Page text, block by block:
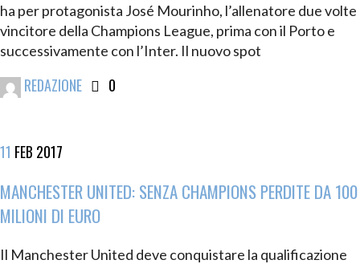
ha per protagonista José Mourinho, l’allenatore due volte
vincitore della Champions League, prima con il Porto e
successivamente con l’Inter. Il nuovo spot
REDAZIONE 0
11 FEB 2017
MANCHESTER UNITED: SENZA CHAMPIONS PERDITE DA 100
MILIONI DI EURO
Il Manchester United deve conquistare la qualificazione